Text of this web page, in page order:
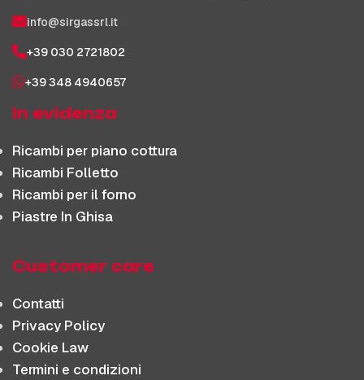
info@sirgassrl.it
+39 030 2721802
+39 348 4940657
In evidenza
Ricambi per piano cottura
Ricambi Folletto
Ricambi per il forno
Piastre In Ghisa
Customer care
Contatti
Privacy Policy
Cookie Law
Termini e condizioni